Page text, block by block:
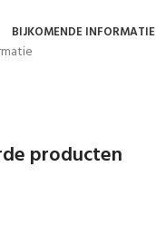
BIJKOMENDE INFORMATIE
producten